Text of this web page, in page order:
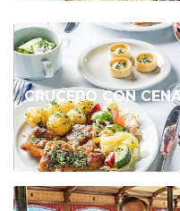
CRUCERO CON